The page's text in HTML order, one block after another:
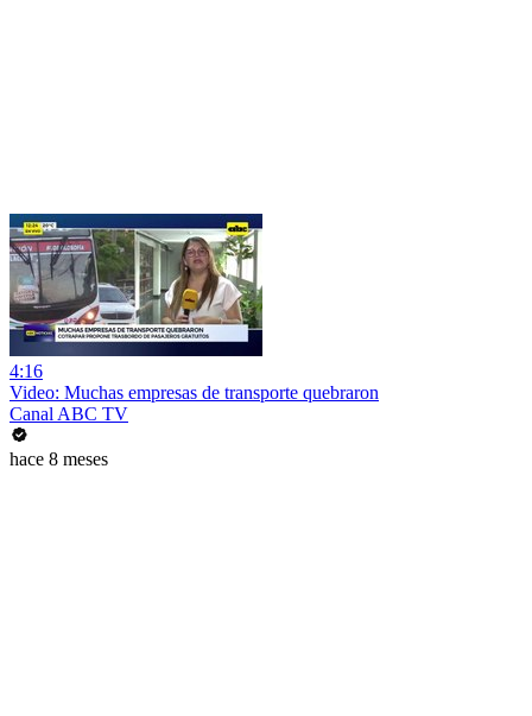
4:16
Video: Muchas empresas de transporte quebraron
Canal ABC TV
hace 8 meses